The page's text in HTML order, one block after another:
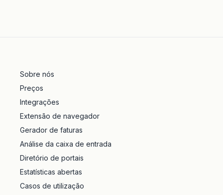
Sobre nós
Preços
Integrações
Extensão de navegador
Gerador de faturas
Análise da caixa de entrada
Diretório de portais
Estatísticas abertas
Casos de utilização